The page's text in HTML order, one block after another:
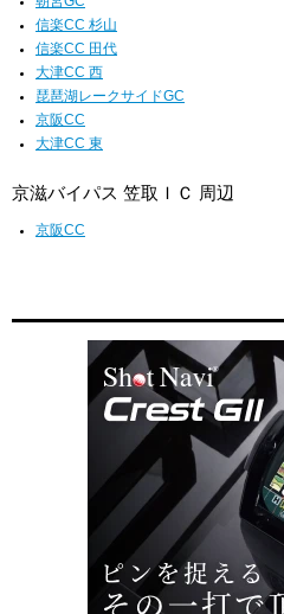
信楽CC 杉山
信楽CC 田代
大津CC 西
琵琶湖レークサイドGC
京阪CC
大津CC 東
京滋バイパス 笠取ＩＣ 周辺
京阪CC